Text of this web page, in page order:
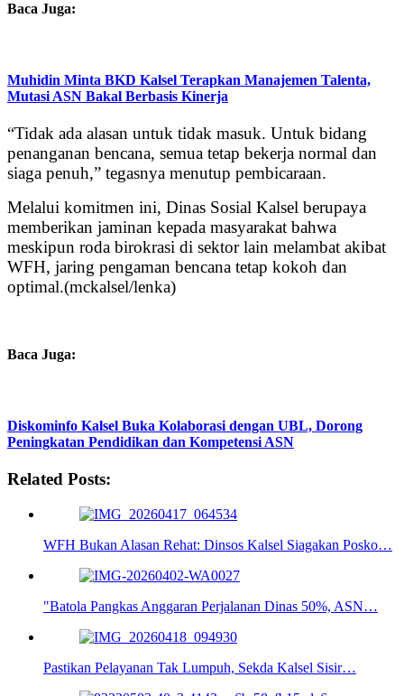
Baca Juga:
Muhidin Minta BKD Kalsel Terapkan Manajemen Talenta,
Mutasi ASN Bakal Berbasis Kinerja
“Tidak ada alasan untuk tidak masuk. Untuk bidang
penanganan bencana, semua tetap bekerja normal dan
siaga penuh,” tegasnya menutup pembicaraan.
Melalui komitmen ini, Dinas Sosial Kalsel berupaya
memberikan jaminan kepada masyarakat bahwa
meskipun roda birokrasi di sektor lain melambat akibat
WFH, jaring pengaman bencana tetap kokoh dan
optimal.(mckalsel/lenka)
Baca Juga:
Diskominfo Kalsel Buka Kolaborasi dengan UBL, Dorong
Peningkatan Pendidikan dan Kompetensi ASN
Related Posts:
WFH Bukan Alasan Rehat: Dinsos Kalsel Siagakan Posko…
"Batola Pangkas Anggaran Perjalanan Dinas 50%, ASN…
Pastikan Pelayanan Tak Lumpuh, Sekda Kalsel Sisir…